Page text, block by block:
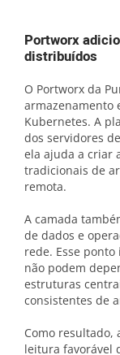
Portworx
distribuídos
O Portworx da
armazenamento
Kubernetes. A
dos servidores
ela ajuda a criar
tradicionais de
remota.
A camada
de dados e
rede. Esse
não podem
estruturas
consistentes de
Como resultado,
leitura favorável